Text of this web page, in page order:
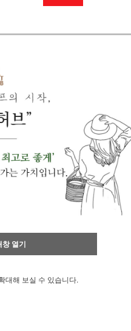
열기
대해 보실 수 있습니다.